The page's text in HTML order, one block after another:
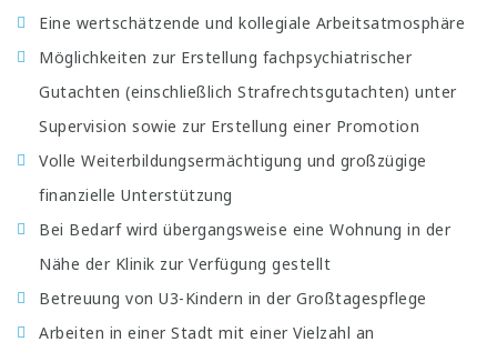
Eine wertschätzende und kollegiale Arbeitsatmosphäre
Möglichkeiten zur Erstellung fachpsychiatrischer
Gutachten (einschließlich Strafrechtsgutachten) unter
Supervision sowie zur Erstellung einer Promotion
Volle Weiterbildungsermächtigung und großzügige
finanzielle Unterstützung
Bei Bedarf wird übergangsweise eine Wohnung in der
Nähe der Klinik zur Verfügung gestellt
Betreuung von U3-Kindern in der Großtagespflege
Arbeiten in einer Stadt mit einer Vielzahl an